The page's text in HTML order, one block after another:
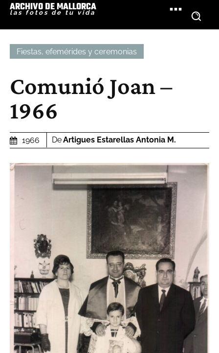
ARCHIVO DE MALLORCA
las fotos de tu vida
Fiestas, efemérides y ceremonias
Comunió Joan –
1966
1966 DeArtigues Estarellas Antonia M.